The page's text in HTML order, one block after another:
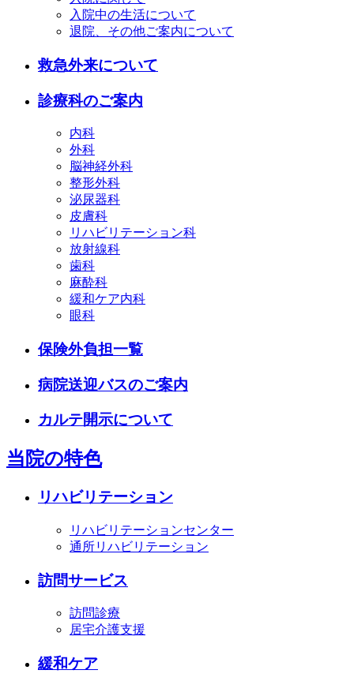
入院中の生活について
退院、その他ご案内について
救急外来について
診療科のご案内
内科
外科
脳神経外科
整形外科
泌尿器科
皮膚科
リハビリテーション科
放射線科
歯科
麻酔科
緩和ケア内科
眼科
保険外負担一覧
病院送迎バスのご案内
カルテ開示について
当院の特色
リハビリテーション
リハビリテーションセンター
通所リハビリテーション
訪問サービス
訪問診療
居宅介護支援
緩和ケア